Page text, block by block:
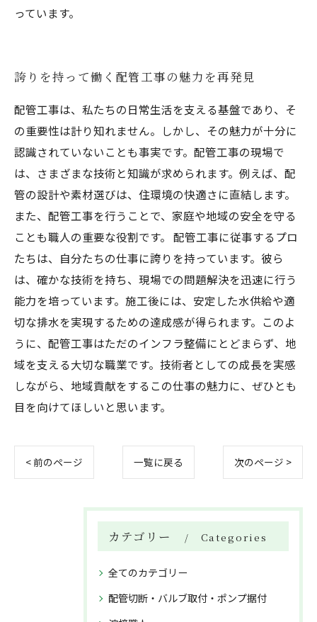
っています。
誇りを持って働く配管工事の魅力を再発見
配管工事は、私たちの日常生活を支える基盤であり、そ
の重要性は計り知れません。しかし、その魅力が十分に
認識されていないことも事実です。配管工事の現場で
は、さまざまな技術と知識が求められます。例えば、配
管の設計や素材選びは、住環境の快適さに直結します。
また、配管工事を行うことで、家庭や地域の安全を守る
ことも職人の重要な役割です。 配管工事に従事するプロ
たちは、自分たちの仕事に誇りを持っています。彼ら
は、確かな技術を持ち、現場での問題解決を迅速に行う
能力を培っています。施工後には、安定した水供給や適
切な排水を実現するための達成感が得られます。このよ
うに、配管工事はただのインフラ整備にとどまらず、地
域を支える大切な職業です。技術者としての成長を実感
しながら、地域貢献をするこの仕事の魅力に、ぜひとも
目を向けてほしいと思います。
< 前のページ 一覧に戻る 次のページ >
カテゴリー Categories
全てのカテゴリー
配管切断・バルブ取付・ポンプ据付